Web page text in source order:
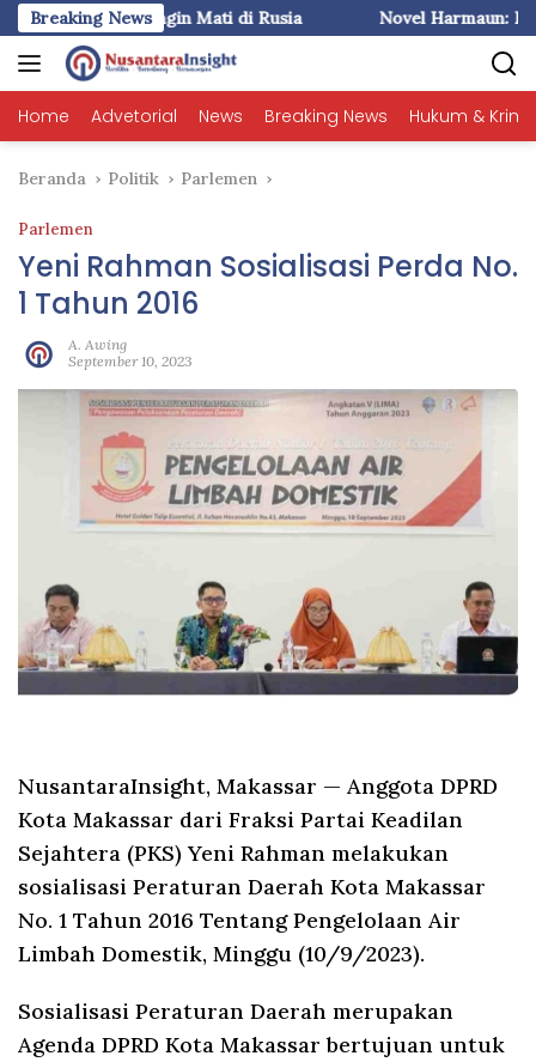
Langsung
ke
konten
Breaking News
(1) : Liem Ingin Mati di Rusia Novel Harmaun: Fakta
Home Advetorial News Breaking News Hukum &
Beranda Politik Parlemen
Parlemen
Yeni Rahman Sosialisasi Perda No.
1 Tahun 2016
A. Awing
September 10, 2023
NusantaraInsight, Makassar — Anggota DPRD
Kota Makassar dari Fraksi Partai Keadilan
Sejahtera (PKS) Yeni Rahman melakukan
sosialisasi Peraturan Daerah Kota Makassar
No. 1 Tahun 2016 Tentang Pengelolaan Air
Limbah Domestik, Minggu (10/9/2023).
Sosialisasi Peraturan Daerah merupakan
Agenda DPRD Kota Makassar bertujuan untuk